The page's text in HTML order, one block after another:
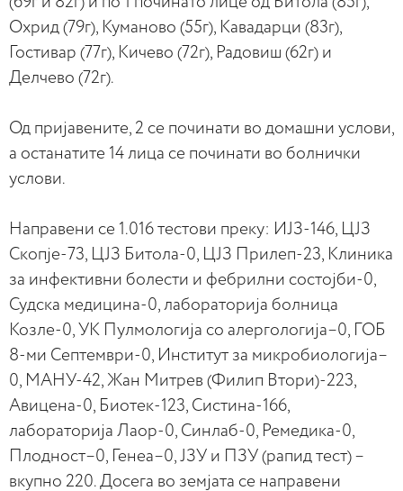
Охрид (79г), Куманово (55г), Кавадарци (83г),
Гостивар (77г), Кичево (72г), Радовиш (62г) и
Делчево (72г).
Од пријавените, 2 се починати во домашни услови,
а останатите 14 лица се починати во болнички
услови.
Направени се 1.016 тестови преку: ИЈЗ-146, ЦЈЗ
Скопје-73, ЦЈЗ Битола-0, ЦЈЗ Прилеп-23, Клиника
за инфективни болести и фебрилни состојби-0,
Судска медицина-0, лабораторија болница
Козле-0, УК Пулмологија со алергологија–0, ГОБ
8-ми Септември-0, Институт за микробиологија–
0, МАНУ-42, Жан Митрев (Филип Втори)-223,
Авицена-0, Биотек-123, Систина-166,
лабораторија Лаор-0, Синлаб-0, Ремедика-0,
Плодност–0, Генеа–0, ЈЗУ и ПЗУ (рапид тест) –
вкупно 220. Досега во земјата се направени